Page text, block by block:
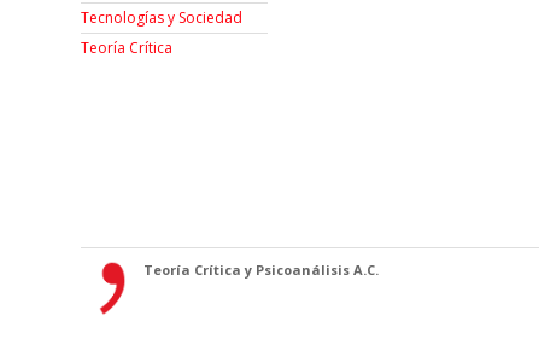
Tecnologías y Sociedad
Teoría Crítica
Teoría Crítica y Psicoanálisis A.C.